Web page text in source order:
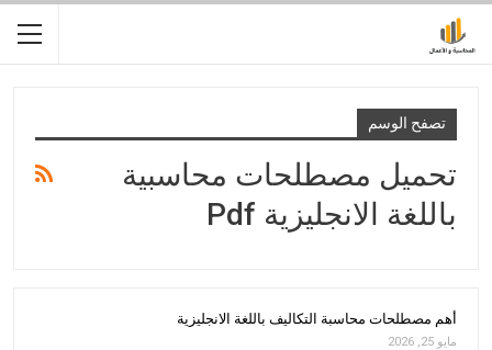
تصفح الوسم
تحميل مصطلحات محاسبية
باللغة الانجليزية Pdf
أهم مصطلحات محاسبة التكاليف باللغة الانجليزية
مايو 25, 2026